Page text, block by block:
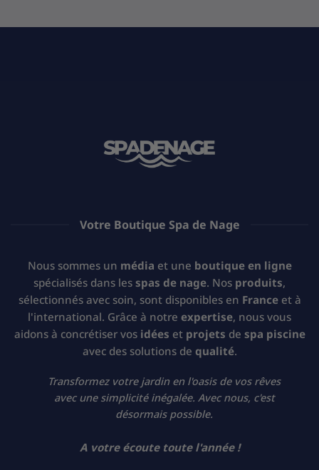
Votre Boutique Spa de Nage
Nous sommes un média et une boutique en ligne
spécialisés dans les spas de nage. Nos produits,
sélectionnés avec soin, sont disponibles en Franceet à
l'international. Grâce à notre expertise, nous vous
aidons à concrétiser vos idées et projets de spa piscine
avec des solutions de qualité.
Transformez votre jardin en l'oasis de vos rêves
avec une simplicité inégalée. Avec nous, c'est
désormais possible.
A votre écoute toute l'année !